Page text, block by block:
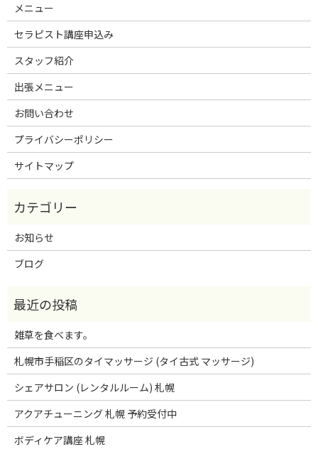
メニュー
セラピスト講座申込み
スタッフ紹介
出張メニュー
お問い合わせ
プライバシーポリシー
サイトマップ
お知らせ
ブログ
雑草を食べます。
札幌市手稲区のタイマッサージ (タイ古式 マッサージ)
シェアサロン (レンタルルーム) 札幌
アクアチューニング 札幌 予約受付中
ボディケア講座 札幌